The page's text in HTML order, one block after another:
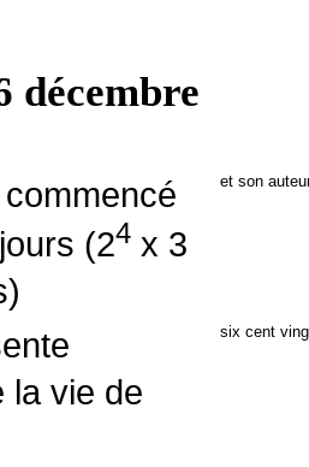
décembre
jours (24x 3
et son
la vie de
six cent